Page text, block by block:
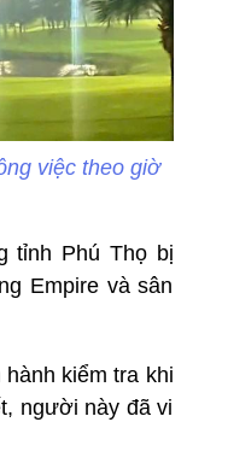
việc theo giờ
tỉnh Phú Thọ bị
Empire và sân
kiểm tra khi
người này đã vi